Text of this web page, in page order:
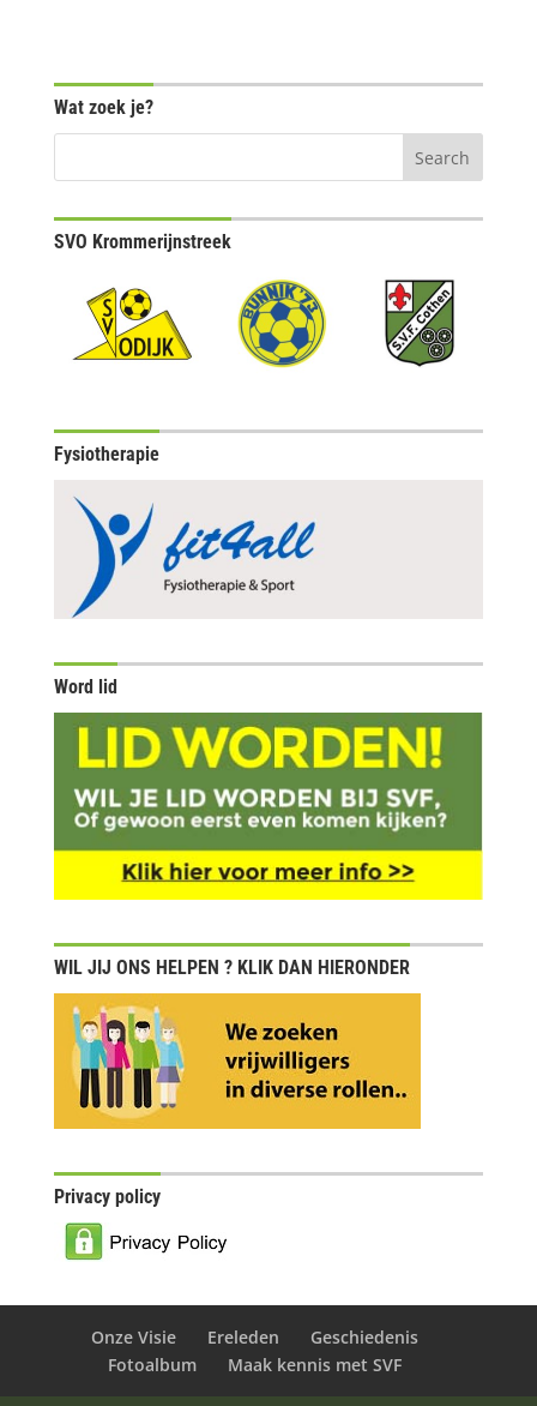
Wat zoek je?
SVO Krommerijnstreek
Fysiotherapie
Word lid
WIL JIJ ONS HELPEN ? KLIK DAN HIERONDER
Privacy policy
Onze Visie Ereleden
Geschiedenis
Fotoalbum
Maak kennis met SVF